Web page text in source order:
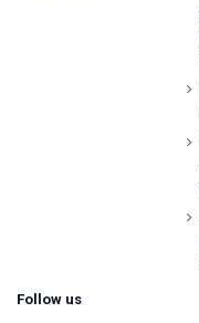
Follow us